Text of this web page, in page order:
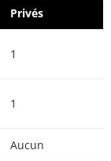
Privés
1
1
Aucun